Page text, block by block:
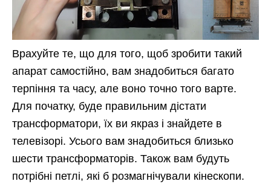
Врахуйте те, що для того, щоб зробити такий
апарат самостійно, вам знадобиться багато
терпіння та часу, але воно точно того варте.
Для початку, буде правильним дістати
трансформатори, їх ви якраз і знайдете в
телевізорі. Усього вам знадобиться близько
шести трансформаторів. Також вам будуть
потрібні петлі, які б розмагнічували кінескопи.